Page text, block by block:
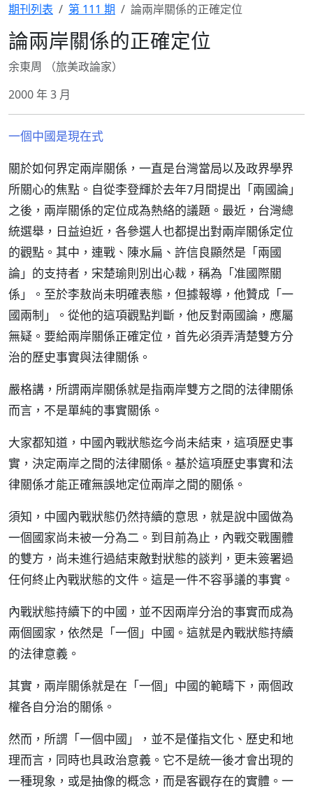
期刊列表 第 111 期 論兩岸關係的正確定位
論兩岸關係的正確定位
余東周 （旅美政論家）
2000 年 3 月
一個中國是現在式
關於如何界定兩岸關係，一直是台灣當局以及政界學界
所關心的焦點。自從李登輝於去年7月間提出「兩國論」
之後，兩岸關係的定位成為熱絡的議題。最近，台灣總
統選舉，日益迫近，各參選人也都提出對兩岸關係定位
的觀點。其中，連戰、陳水扁、許信良顯然是「兩國
論」的支持者，宋楚瑜則別出心裁，稱為「准國際關
係」。至於李敖尚未明確表態，但據報導，他贊成「一
國兩制」。從他的這項觀點判斷，他反對兩國論，應屬
無疑。要給兩岸關係正確定位，首先必須弄清楚雙方分
治的歷史事實與法律關係。
嚴格講，所謂兩岸關係就是指兩岸雙方之間的法律關係
而言，不是單純的事實關係。
大家都知道，中國內戰狀態迄今尚未結束，這項歷史事
實，決定兩岸之間的法律關係。基於這項歷史事實和法
律關係才能正確無誤地定位兩岸之間的關係。
須知，中國內戰狀態仍然持續的意思，就是說中國做為
一個國家尚未被一分為二。到目前為止，內戰交戰團體
的雙方，尚未進行過結束敵對狀態的談判，更未簽署過
任何終止內戰狀態的文件。這是一件不容爭議的事實。
內戰狀態持續下的中國，並不因兩岸分治的事實而成為
兩個國家，依然是「一個」中國。這就是內戰狀態持續
的法律意義。
其實，兩岸關係就是在「一個」中國的範疇下，兩個政
權各自分治的關係。
然而，所謂「一個中國」，並不是僅指文化、歷史和地
理而言，同時也具政治意義。它不是統一後才會出現的
一種現象，或是抽像的概念，而是客觀存在的實體。一